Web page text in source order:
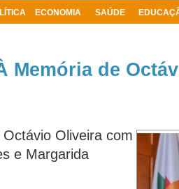
ECONOMIA SAÚDE
Memória de
Oliveira com
e Margarida